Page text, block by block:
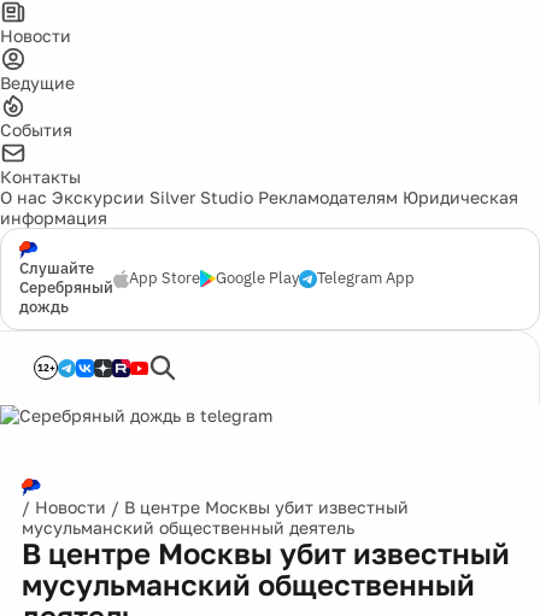
Новости
Ведущие
События
Контакты
О нас Экскурсии Silver Studio Рекламодателям Юридическая
информация
Слушайте
Серебряный
дождь
App Store Google Play Telegram App
12+
/ Новости / В центре Москвы убит известный
мусульманский общественный деятель
В центре Москвы убит известный
мусульманский общественный